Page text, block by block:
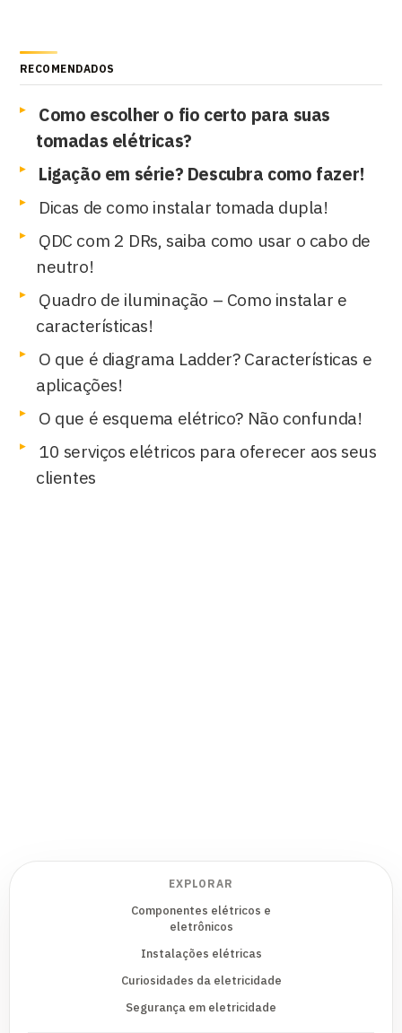
RECOMENDADOS
Como escolher o fio certo para suas
tomadas elétricas?
Ligação em série? Descubra como fazer!
Dicas de como instalar tomada dupla!
QDC com 2 DRs, saiba como usar o cabo de
neutro!
Quadro de iluminação – Como instalar e
características!
O que é diagrama Ladder? Características e
aplicações!
O que é esquema elétrico? Não confunda!
10 serviços elétricos para oferecer aos seus
clientes
EXPLORAR
Componentes elétricos e
eletrônicos
Instalações elétricas
Curiosidades da eletricidade
Segurança em eletricidade